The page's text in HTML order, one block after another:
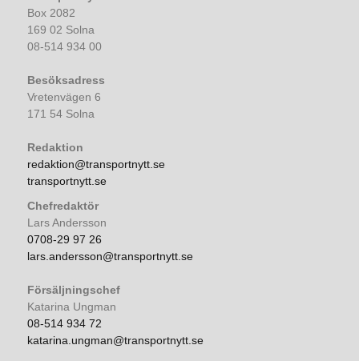
Box 2082
169 02 Solna
08-514 934 00
Besöksadress
Vretenvägen 6
171 54 Solna
Redaktion
redaktion@transportnytt.se
transportnytt.se
Chefredaktör
Lars Andersson
0708-29 97 26
lars.andersson@transportnytt.se
Försäljningschef
Katarina Ungman
08-514 934 72
katarina.ungman@transportnytt.se